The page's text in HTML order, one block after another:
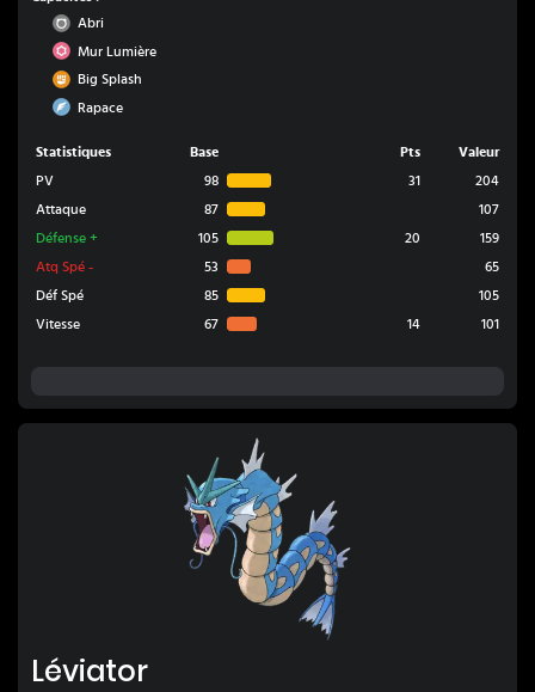
Normal
Abri
PsyMur Lumière
Combat
Big Splash
VolRapace
Statistiques Base Pts
Valeur
PV
98 31
204
Attaque
87
107
Défense + 105 20
159
Atq Spé - 53
65
Déf Spé
85
105
Vitesse
67 14 101
Léviator